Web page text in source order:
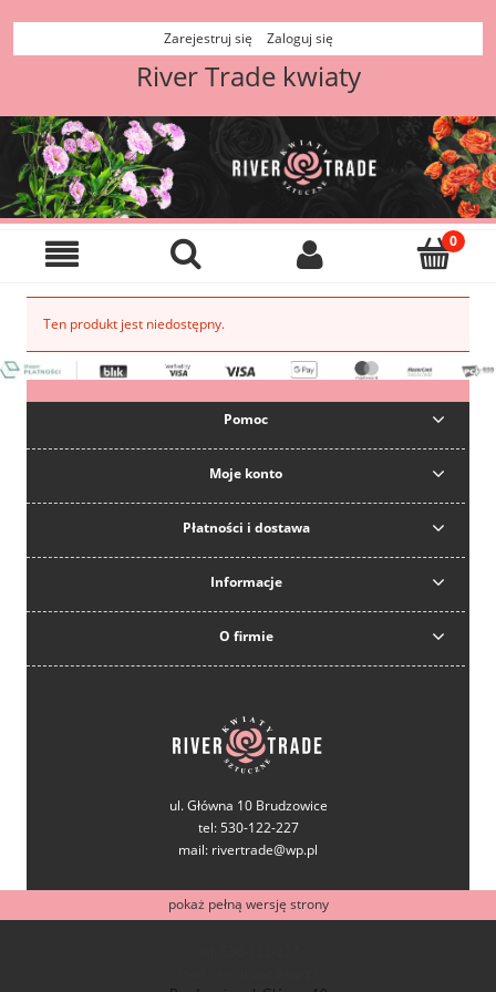
Zarejestruj się Zaloguj się
River Trade kwiaty
Ten produkt jest niedostępny.
Pomoc
Moje konto
Płatności i dostawa
Informacje
O firmie
ul. Główna 10 Brudzowice
tel: 530-122-227
mail: rivertrade@wp.pl
pokaż pełną wersję strony